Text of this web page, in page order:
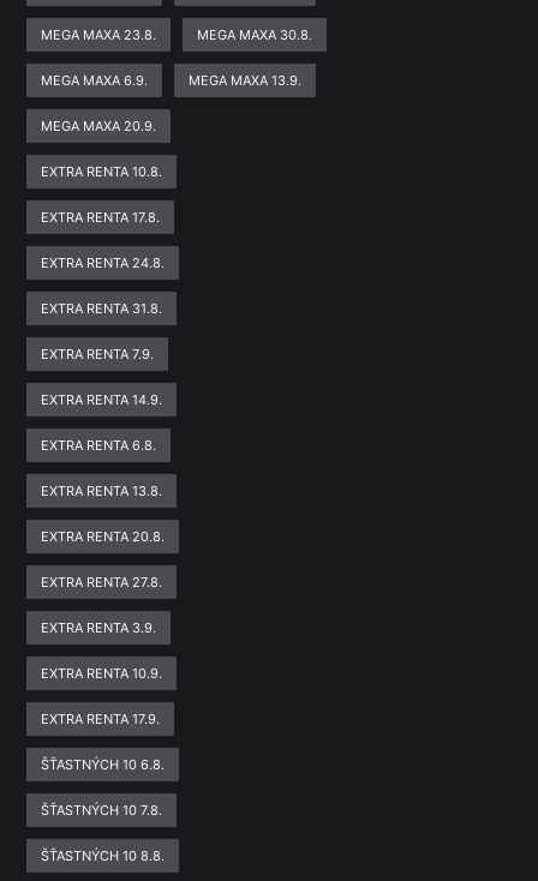
MEGA MAXA 23.8. MEGA MAXA 30.8.
MEGA MAXA 6.9. MEGA MAXA 13.9.
MEGA MAXA 20.9.
EXTRA RENTA 10.8.
EXTRA RENTA 17.8.
EXTRA RENTA 24.8.
EXTRA RENTA 31.8.
EXTRA RENTA 7.9.
EXTRA RENTA 14.9.
EXTRA RENTA 6.8.
EXTRA RENTA 13.8.
EXTRA RENTA 20.8.
EXTRA RENTA 27.8.
EXTRA RENTA 3.9.
EXTRA RENTA 10.9.
EXTRA RENTA 17.9.
ŠŤASTNÝCH 10 6.8.
ŠŤASTNÝCH 10 7.8.
ŠŤASTNÝCH 10 8.8.